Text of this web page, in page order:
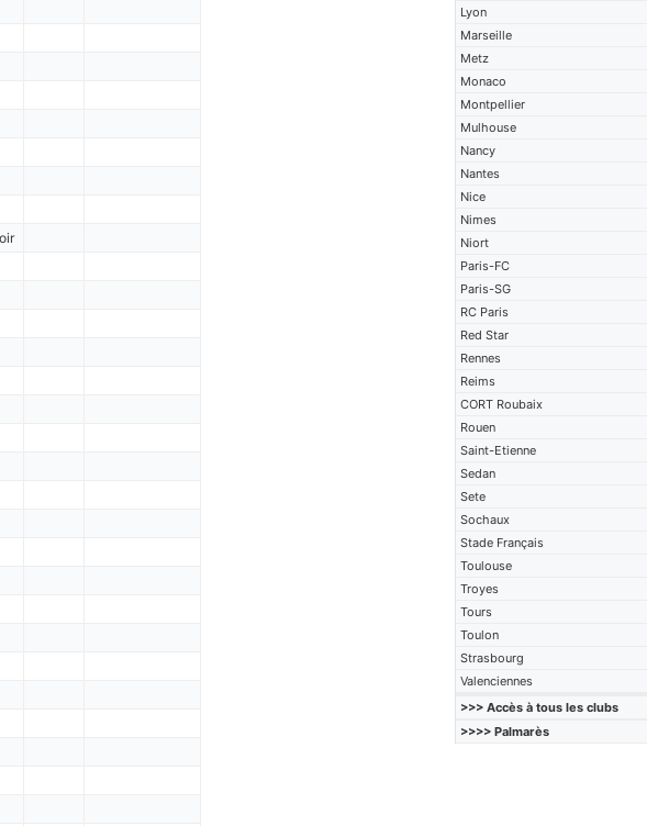
Lyon
Marseille
Metz
Monaco
Montpellier
Mulhouse
Nancy
Nantes
Nice
Nimes
Niort
Paris-FC
Paris-SG
RC Paris
Red Star
Rennes
Reims
CORT Roubaix
Rouen
Saint-Etienne
Sedan
Sete
Sochaux
Stade Français
Toulouse
Troyes
Tours
Toulon
Strasbourg
Valenciennes
>>> Accès à tous les clubs
>>>> Palmarès